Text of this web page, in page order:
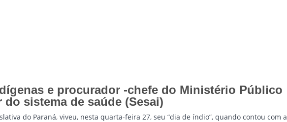
e procurador -chefe do Ministério Público
sistema de saúde (Sesai)
do Paraná, viveu, nesta quarta-feira 27, seu “dia de índio”, quando contou com a